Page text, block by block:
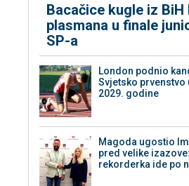
Bacačice kugle iz BiH
plasmana u finale
SP-a
London podnio
Svjetsko prvenstvo
2029. godine
Magoda ugostio
pred velike
rekorderka ide po